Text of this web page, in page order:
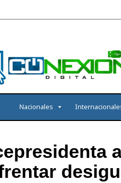
Nacionales